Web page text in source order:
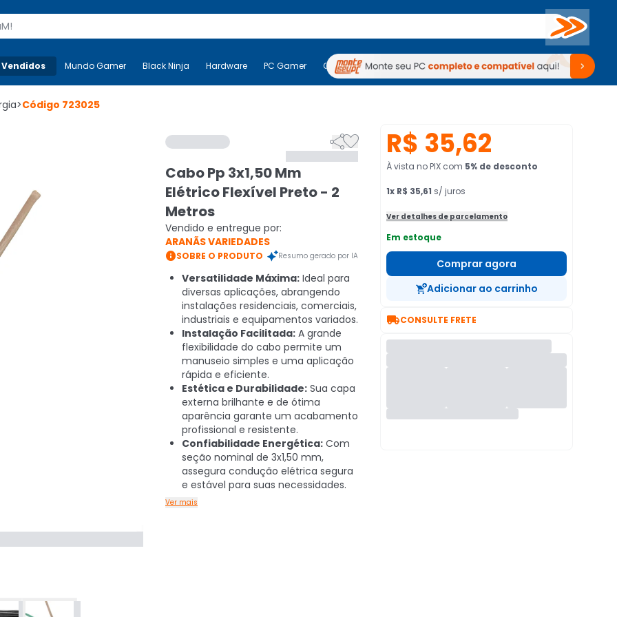
Buscar
Mais-v- Mundo Gamer Black Ninja Hardware PC Gamer Computadores Periféricos TV Venda no KaBuM!
Mundo Gamer Black Ninja Hardware PC Gamer Computadores Periféricos TV Venda no KaBuM!
>Código 723025

Cabo Pp 3x1,50 Mm
Elétrico Flexível Preto - 2
Metros
Vendido e entregue por:
ARANÃS VARIEDADES
SOBRE O PRODUTO Resumo gerado por IA
Versatilidade Máxima: Ideal para
diversas aplicações, abrangendo
instalações residenciais, comerciais,
industriais e equipamentos variados.
Instalação Facilitada: A grande
flexibilidade do cabo permite um
manuseio simples e uma aplicação
rápida e eficiente.
Estética e Durabilidade: Sua capa
externa brilhante e de ótima
aparência garante um acabamento
profissional e resistente.
Confiabilidade Energética: Com
seção nominal de 3x1,50 mm,
assegura condução elétrica segura
e estável para suas necessidades.
Ver mais
R$ 35,62
À vista no PIX com 5% de desconto
1x R$ 35,61 s/ juros
Ver detalhes de parcelamento
Em estoque
Comprar agora
Adicionar ao carrinho
CONSULTE FRETE